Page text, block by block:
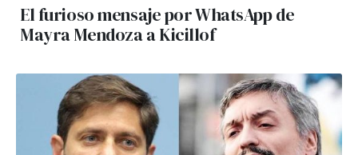
El furioso mensaje por WhatsApp de
Mayra Mendoza a Kicillof